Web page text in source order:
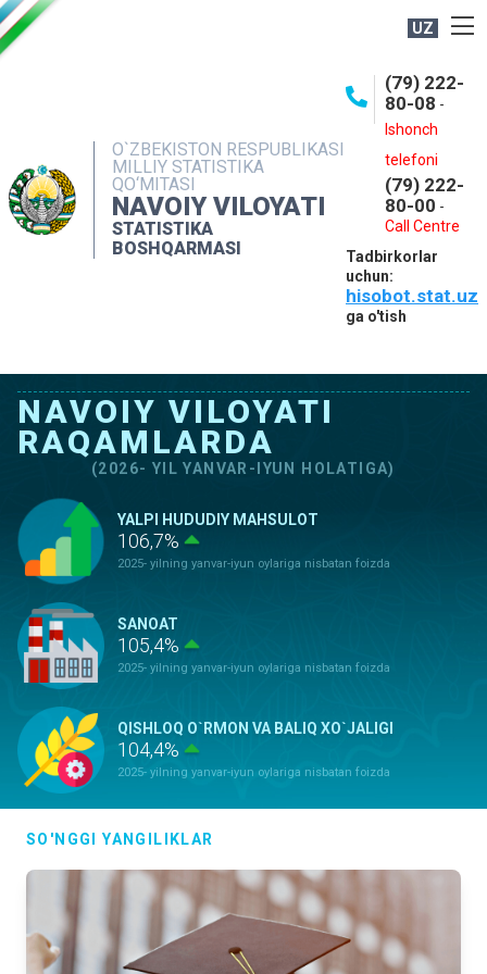
UZ
O`ZBEKISTON RESPUBLIKASI
MILLIY STATISTIKA
QO‘MITASI
NAVOIY VILOYATI
STATISTIKA
BOSHQARMASI
(79) 222-
80-08 -
Ishonch
telefoni
(79) 222-
80-00 -
Call Centre
Tadbirkorlar
uchun:
hisobot.stat.uz
ga o'tish
OCHIQ MA'LUMOTLAR
INTERAKTIV XIZMATLAR
MUROJAATLAR
NAVOIY VILOYATI
RAQAMLARDA
(2026- YIL YANVAR-IYUN HOLATIGA)
YALPI HUDUDIY MAHSULOT
106,7%
2025- yilning yanvar-iyun oylariga nisbatan foizda
SANOAT
105,4%
2025- yilning yanvar-iyun oylariga nisbatan foizda
QISHLOQ O`RMON VA BALIQ XO`JALIGI
104,4%
2025- yilning yanvar-iyun oylariga nisbatan foizda
INVESTITSIYALAR
2025- yilning yanvar-iyun oylariga nisbatan foizda
QURILISH ISHLARI
128,3%
SO'NGGI YANGILIKLAR